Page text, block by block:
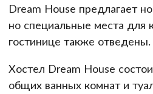
Dream House предлагает
но специальные места для
гостинице также отведены.
Хостел Dream House
общих ванных комнат и